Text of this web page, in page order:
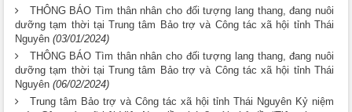
THÔNG BÁO Tìm thân nhân cho đối tượng lang thang, đang nuôi
dưỡng tạm thời tại Trung tâm Bảo trợ và Công tác xã hội tỉnh Thái
Nguyên (03/01/2024)
THÔNG BÁO Tìm thân nhân cho đối tượng lang thang, đang nuôi
dưỡng tạm thời tại Trung tâm Bảo trợ và Công tác xã hội tỉnh Thái
Nguyên (06/02/2024)
Trung tâm Bảo trợ và Công tác xã hội tỉnh Thái Nguyên Kỷ niệm